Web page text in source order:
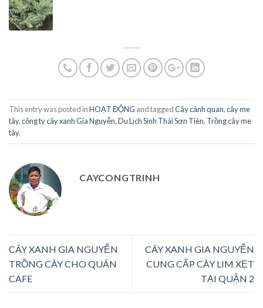
This entry was posted inHOẠT ĐỘNG and taggedCây cảnh quan,cây me
tây,công ty cây xanh Gia Nguyễn,Du Lịch Sinh Thái Sơn Tiên, Trồng cây me
tây.
CAYCONGTRINH
CÂY XANH GIA NGUYỄN
TRỒNG CÂY CHO QUÁN
CAFE
CÂY XANH GIA NGUYỄN
CUNG CẤP CÂY LIM XẸT
TẠI QUẬN 2